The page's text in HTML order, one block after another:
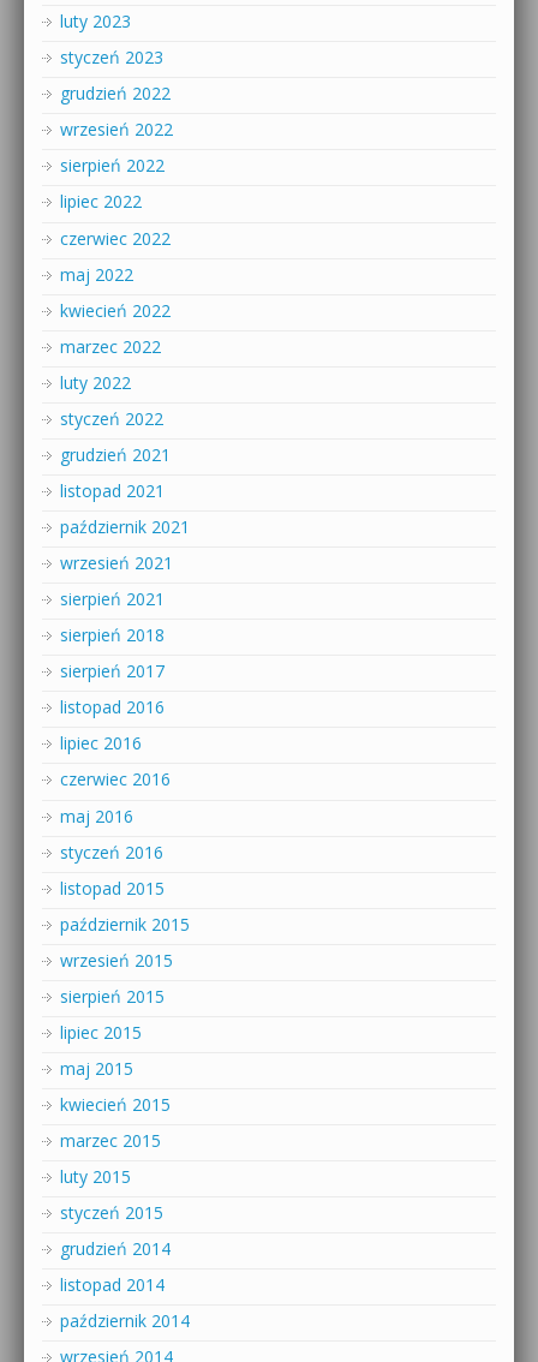
luty 2023
styczeń 2023
grudzień 2022
wrzesień 2022
sierpień 2022
lipiec 2022
czerwiec 2022
maj 2022
kwiecień 2022
marzec 2022
luty 2022
styczeń 2022
grudzień 2021
listopad 2021
październik 2021
wrzesień 2021
sierpień 2021
sierpień 2018
sierpień 2017
listopad 2016
lipiec 2016
czerwiec 2016
maj 2016
styczeń 2016
listopad 2015
październik 2015
wrzesień 2015
sierpień 2015
lipiec 2015
maj 2015
kwiecień 2015
marzec 2015
luty 2015
styczeń 2015
grudzień 2014
listopad 2014
październik 2014
wrzesień 2014